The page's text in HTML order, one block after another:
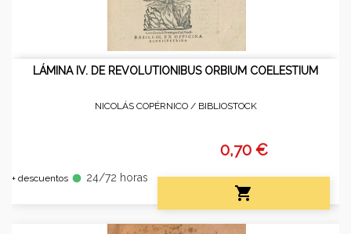
LÁMINA IV. DE REVOLUTIONIBUS ORBIUM COELESTIUM
NICOLÁS COPÉRNICO / BIBLIOSTOCK
+ descuentos fiber_manual_record 24/72 horas
0,70 €
